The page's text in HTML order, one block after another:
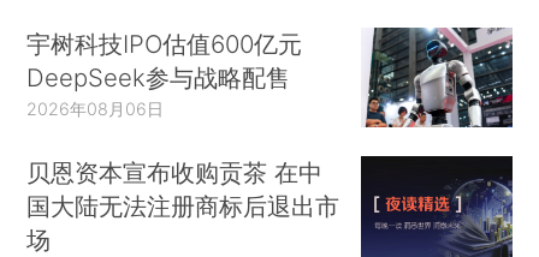
宇树科技IPO估值600亿元
DeepSeek参与战略配售
2026年08月06日
贝恩资本宣布收购贡茶 在中
国大陆无法注册商标后退出市
场